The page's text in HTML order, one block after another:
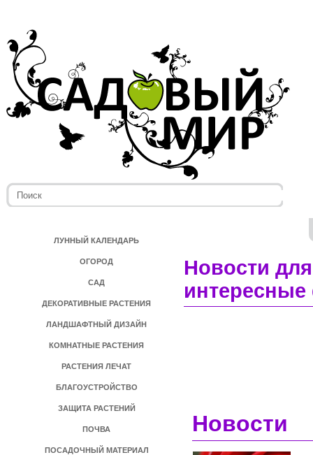
ЛУННЫЙ КАЛЕНДАРЬ
ОГОРОД
САД
ДЕКОРАТИВНЫЕ РАСТЕНИЯ
ЛАНДШАФТНЫЙ ДИЗАЙН
КОМНАТНЫЕ РАСТЕНИЯ
РАСТЕНИЯ ЛЕЧАТ
БЛАГОУСТРОЙСТВО
ЗАЩИТА РАСТЕНИЙ
ПОЧВА
ПОСАДОЧНЫЙ МАТЕРИАЛ
Новости
Новости